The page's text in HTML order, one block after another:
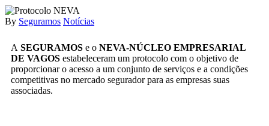
By Seguramos Notícias
A SEGURAMOS e o NEVA-NÚCLEO EMPRESARIAL
DE VAGOS estabeleceram um protocolo com o objetivo de
proporcionar o acesso a um conjunto de serviços e a condições
competitivas no mercado segurador para as empresas suas
associadas.